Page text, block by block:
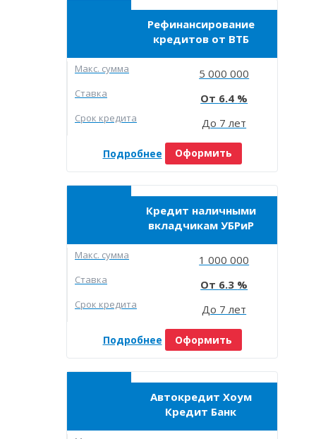
Рефинансирование
кредитов от ВТБ
Макc. сумма 5 000 000
Ставка 6.4
Срок кредита До 7 лет
Подробнее Оформить
Кредит наличными
вкладчикам УБРиР
Макc. сумма 1 000 000
Ставка 6.3
Срок кредита До 7 лет
Подробнее Оформить
Автокредит Хоум
Кредит Банк